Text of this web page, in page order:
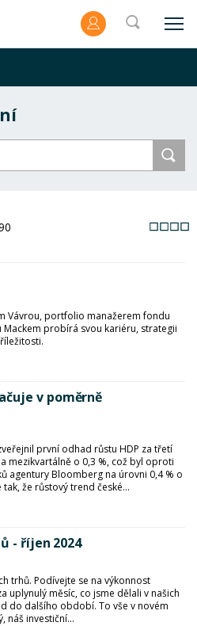
Vávrou, portfolio manažerem fondu
probírá svou kariéru, strategii
v poměrně
první odhad růstu HDP za třetí
mezikvartálně o 0,3 %, což byl oproti
agentury Bloomberg na úrovni 0,4 % o
že růstový trend české...
- říjen 2024
trhů. Podívejte se na výkonnost
uplynulý měsíc, co jsme dělali v našich
do dalšího období. To vše v novém
náš investiční...